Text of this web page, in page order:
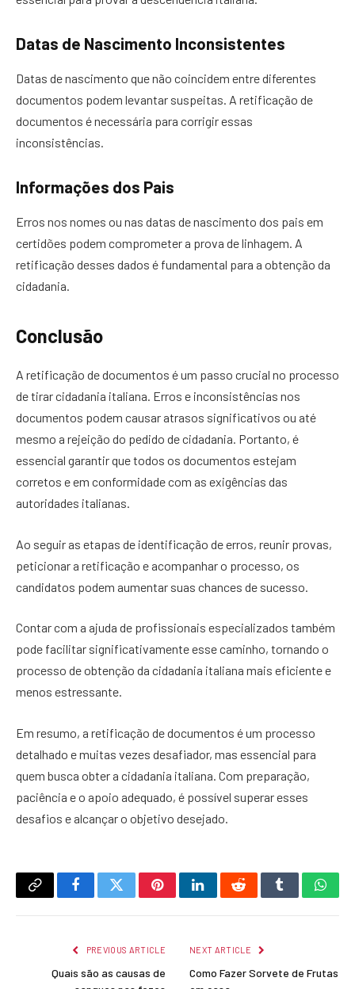
Datas de Nascimento Inconsistentes
Datas de nascimento que não coincidem entre diferentes
documentos podem levantar suspeitas. A retificação de
documentos é necessária para corrigir essas
inconsistências.
Informações dos Pais
Erros nos nomes ou nas datas de nascimento dos pais em
certidões podem comprometer a prova de linhagem. A
retificação desses dados é fundamental para a obtenção da
cidadania.
Conclusão
A retificação de documentos é um passo crucial no processo
de tirar cidadania italiana. Erros e inconsistências nos
documentos podem causar atrasos significativos ou até
mesmo a rejeição do pedido de cidadania. Portanto, é
essencial garantir que todos os documentos estejam
corretos e em conformidade com as exigências das
autoridades italianas.
Ao seguir as etapas de identificação de erros, reunir provas,
peticionar a retificação e acompanhar o processo, os
candidatos podem aumentar suas chances de sucesso.
Contar com a ajuda de profissionais especializados também
pode facilitar significativamente esse caminho, tornando o
processo de obtenção da cidadania italiana mais eficiente e
menos estressante.
Em resumo, a retificação de documentos é um processo
detalhado e muitas vezes desafiador, mas essencial para
quem busca obter a cidadania italiana. Com preparação,
paciência e o apoio adequado, é possível superar esses
desafios e alcançar o objetivo desejado.
Copy
FacebookTwitterPinterestLinkedInRedditTumblr
PREVIOUS ARTICLE
Quais são as causas de
NEXT ARTICLE
Como Fazer Sorvete de Frutas